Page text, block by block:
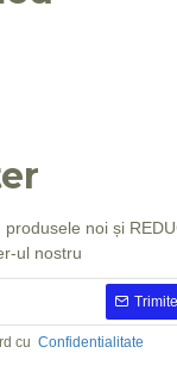
noi și
ul nostru
Trimite
cu Confidentialitate